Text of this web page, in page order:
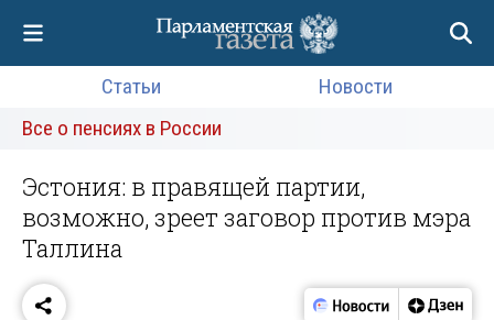
Статьи
Новости
Все о пенсиях в России
Эстония: в правящей партии,
возможно, зреет заговор против мэра
Таллина